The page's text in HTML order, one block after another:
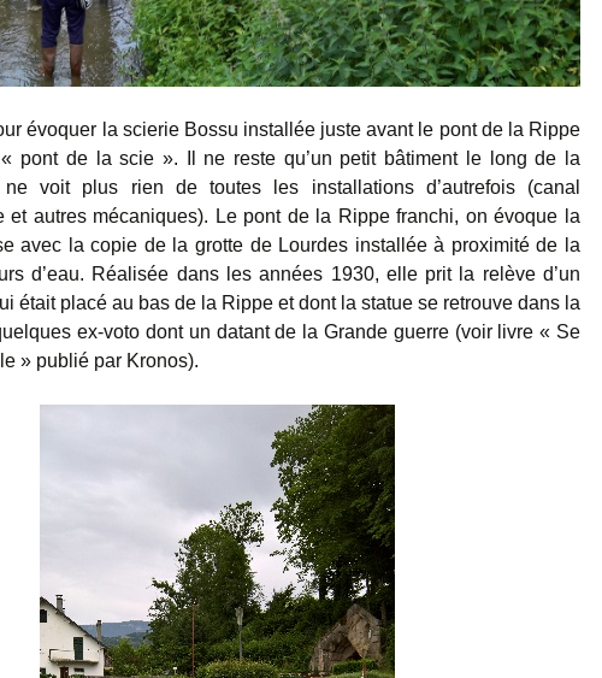
évoquer la scierie Bossu installée juste avant le pont de la Rippe
pont de la scie ». Il ne reste qu’un petit bâtiment le long de la
voit plus rien de toutes les installations d’autrefois (canal
et autres mécaniques). Le pont de la Rippe franchi, on évoque la
avec la copie de la grotte de Lourdes installée à proximité de la
d’eau. Réalisée dans les années 1930, elle prit la relève d’un
était placé au bas de la Rippe et dont la statue se retrouve dans la
ex-voto dont un datant de la Grande guerre (voir livre « Se
» publié par Kronos).